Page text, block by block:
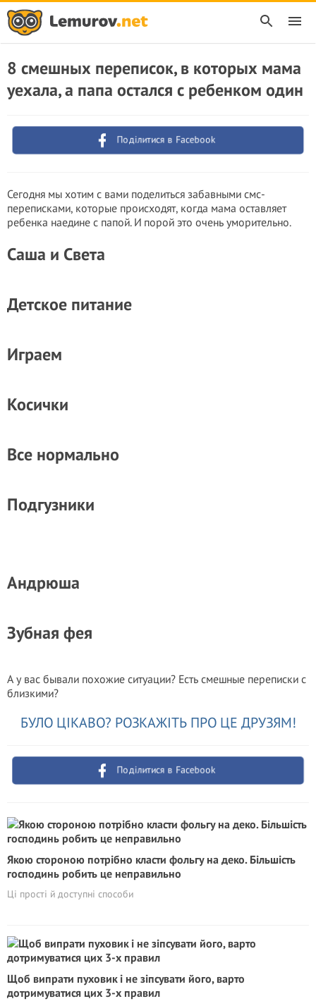
8 смешных переписок, в которых мама
уехала, а папа остался с ребенком один
Поділитися в Facebook
Сегодня мы хотим с вами поделиться забавными смс-
переписками, которые происходят, когда мама оставляет
ребенка наедине с папой. И порой это очень уморительно.
Саша и Света
Детское питание
Играем
Косички
Все нормально
Подгузники
Андрюша
Зубная фея
А у вас бывали похожие ситуации? Есть смешные переписки с
близкими?
БУЛО ЦІКАВО? РОЗКАЖІТЬ ПРО ЦЕ ДРУЗЯМ!
Поділитися в Facebook
Якою стороною потрібно класти фольгу на деко. Більшість
господинь робить це неправильно
Ці прості й доступні способи
Щоб випрати пуховик і не зіпсувати його, варто
дотримуватися цих 3-х правил